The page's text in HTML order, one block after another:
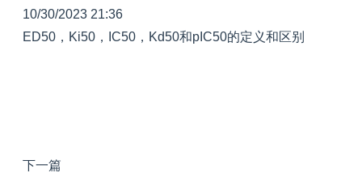
10/30/2023 21:36
ED50，Ki50，IC50，Kd50和pIC50的定义和区别
下一篇